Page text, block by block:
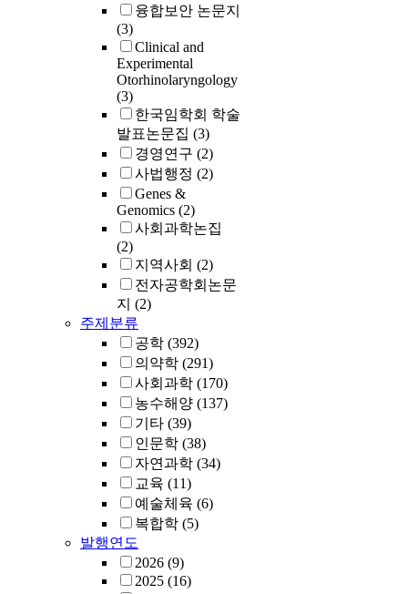
융합보안 논문지
(3)
Clinical and
Experimental
Otorhinolaryngology
(3)
한국임학회 학술
발표논문집 (3)
경영연구 (2)
사법행정 (2)
Genes &
Genomics (2)
사회과학논집
(2)
지역사회 (2)
전자공학회논문
지 (2)
주제분류
공학 (392)
의약학 (291)
사회과학 (170)
농수해양 (137)
기타 (39)
인문학 (38)
자연과학 (34)
교육 (11)
예술체육 (6)
복합학 (5)
발행연도
2026 (9)
2025 (16)